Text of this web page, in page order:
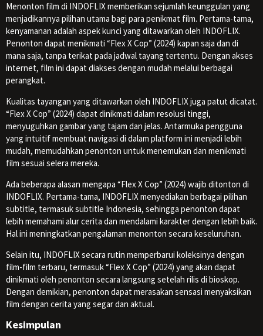
Menonton film di INDOFLIX memberikan sejumlah keunggulan yang
menjadikannya pilihan utama bagi para penikmat film. Pertama-tama,
kenyamanan adalah aspek kunci yang ditawarkan oleh INDOFLIX.
Penonton dapat menikmati “Flex X Cop” (2024) kapan saja dan di
mana saja, tanpa terikat pada jadwal tayang tertentu. Dengan akses
internet, film ini dapat diakses dengan mudah melalui berbagai
perangkat.
Kualitas tayangan yang ditawarkan oleh INDOFLIX juga patut dicatat.
“Flex X Cop” (2024) dapat dinikmati dalam resolusi tinggi,
menyuguhkan gambar yang tajam dan jelas. Antarmuka pengguna
yang intuitif membuat navigasi di dalam platform ini menjadi lebih
mudah, memudahkan penonton untuk menemukan dan menikmati
film sesuai selera mereka.
Ada beberapa alasan mengapa “Flex X Cop” (2024) wajib ditonton di
INDOFLIX. Pertama-tama, INDOFLIX menyediakan berbagai pilihan
subtitle, termasuk subtitle Indonesia, sehingga penonton dapat
lebih memahami alur cerita dan mendalami karakter dengan lebih baik.
Hal ini meningkatkan pengalaman menonton secara keseluruhan.
Selain itu, INDOFLIX secara rutin memperbarui koleksinya dengan
film-film terbaru, termasuk “Flex X Cop” (2024) yang akan dapat
dinikmati oleh penonton secara langsung setelah rilis di bioskop.
Dengan demikian, penonton dapat merasakan sensasi menyaksikan
film dengan cerita yang segar dan aktual.
Kesimpulan